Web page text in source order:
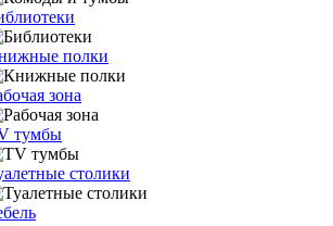
полки
зона
тумбы
столики